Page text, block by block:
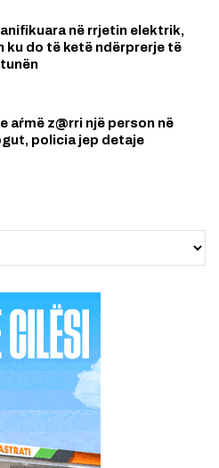
në rrjetin elektrik,
ku do të ketë ndërprerje të
aŕmë z@rri një person në
policia jep detaje